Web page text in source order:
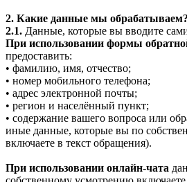
2. Какие данные мы обрабатываем?
2.1. Данные, которые вы вводите
При использовании формы
предоставить:
• фамилию, имя, отчество;
• номер мобильного телефона;
• адрес электронной почты;
• регион и населённый пункт;
• содержание вашего вопроса или
иные данные, которые вы по
включаете в текст обращения).
При использовании онлайн-чата